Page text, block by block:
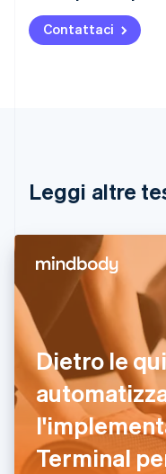
Contattaci
Leggi altre
Dietro le
Terminal
Austria
DeutschEnglish
English Français
Cina continentale
Cipro
English
Croazia
English
Danimarca
Emirati Arabi Uniti
English
Estonia
English
Finlandia
English
Francia